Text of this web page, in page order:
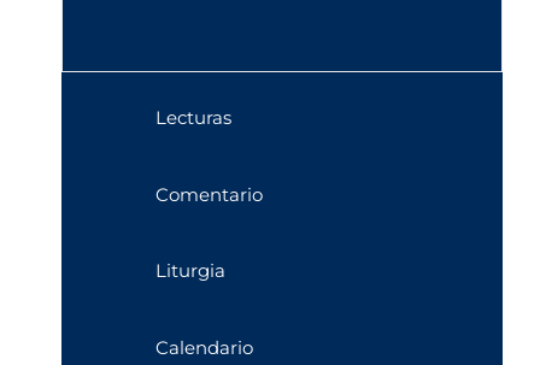
Lecturas
Comentario
Liturgia
Calendario